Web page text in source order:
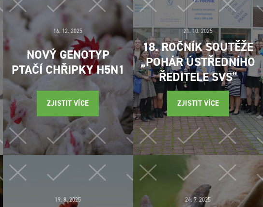
16. 12. 2025
NOVÝ GENOTYP
PTAČÍ CHŘIPKY H5N1
ZJISTIT VÍCE
21. 10. 2025
18. ROČNÍK SOUTĚŽE
„POHÁR ÚSTŘEDNÍHO
ŘEDITELE SVS“
ZJISTIT VÍCE
19. 8. 2025 24. 7. 2025